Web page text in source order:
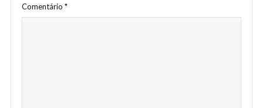
Comentário *